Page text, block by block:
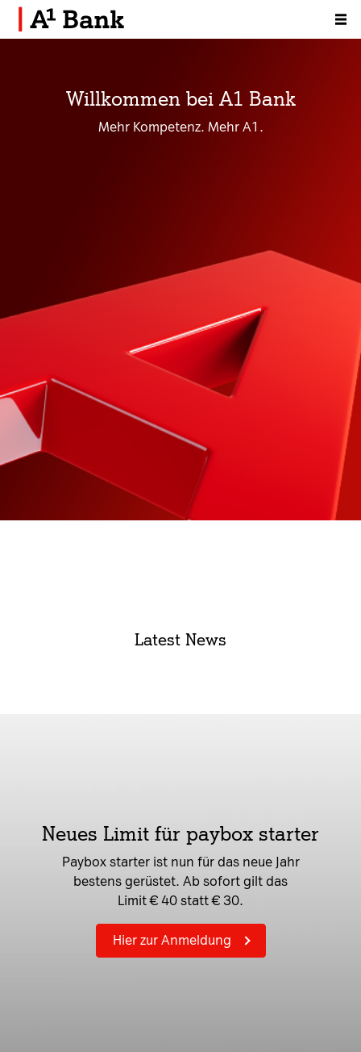
Zum Inhalt [AK+1]
Willkommen bei A1 Bank
Mehr Kompetenz. Mehr A1.
Latest News
Neues Limit für paybox starter
Paybox starter ist nun für das neue Jahr
bestens gerüstet. Ab sofort gilt das
Limit € 40 statt € 30.
Hier zur Anmeldung